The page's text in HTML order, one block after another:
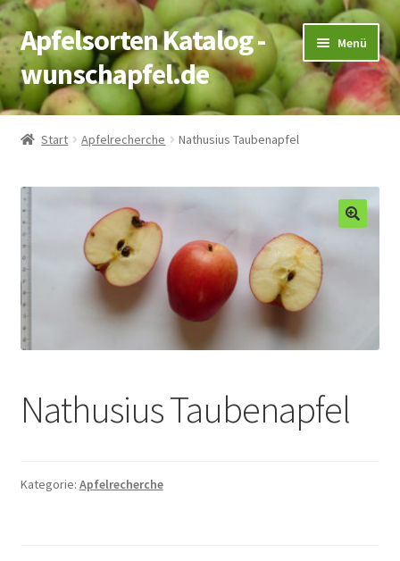
Zur
Navigation
springen
Zum
Inhalt
springen
Apfelsorten Katalog -
wunschapfel.de
Menü
Startseite
Kontakt
Start Apfelrecherche Nathusius Taubenapfel
Nathusius Taubenapfel
Kategorie: Apfelrecherche